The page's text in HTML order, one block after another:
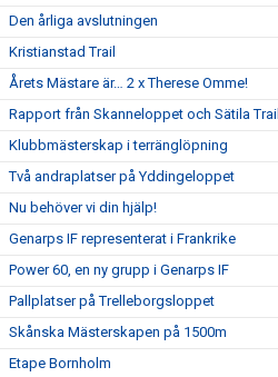
Den årliga avslutningen
Kristianstad Trail
Årets Mästare är… 2 x Therese Omme!
Rapport från Skanneloppet och Sätila Trail
Klubbmästerskap i terränglöpning
Två andraplatser på Yddingeloppet
Nu behöver vi din hjälp!
Genarps IF representerat i Frankrike
Power 60, en ny grupp i Genarps IF
Pallplatser på Trelleborgsloppet
Skånska Mästerskapen på 1500m
Etape Bornholm